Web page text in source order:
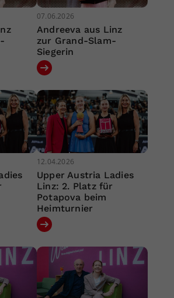
07.06.2026
Andreeva aus Linz
zur Grand-Slam-
Siegerin
12.04.2026
Upper Austria Ladies
Linz: 2. Platz für
Potapova beim
Heimturnier